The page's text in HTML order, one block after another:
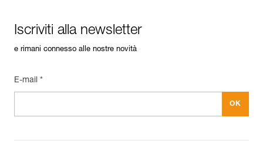
Iscriviti alla newsletter
e rimani connesso alle nostre novità
E-mail *